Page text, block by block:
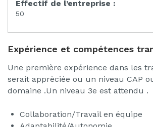
Effectif de l’entreprise :
50
Expérience et compétences
Une première expérience dans les
serait apprèciée ou un niveau CAP
domaine .Un niveau 3e est attendu .
Collaboration/Travail en équipe